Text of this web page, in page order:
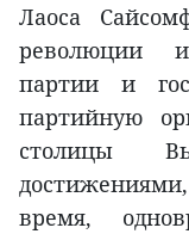
Лаоса
революции
партии и
партийную
столицы
время,